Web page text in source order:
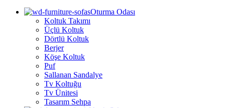
Oturma Odası
Koltuk Takımı
Üçlü Koltuk
Dörtlü Koltuk
Berjer
Köşe Koltuk
Puf
Sallanan Sandalye
Tv Koltuğu
Tv Ünitesi
Tasarım Sehpa